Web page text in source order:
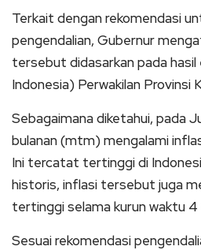
Terkait dengan rekomendasi
pengendalian, Gubernur
tersebut didasarkan pada hasil
Indonesia) Perwakilan Provinsi
Sebagaimana diketahui, pada
bulanan (mtm) mengalami
Ini tercatat tertinggi di
historis, inflasi tersebut juga
tertinggi selama kurun waktu 4
Sesuai rekomendasi